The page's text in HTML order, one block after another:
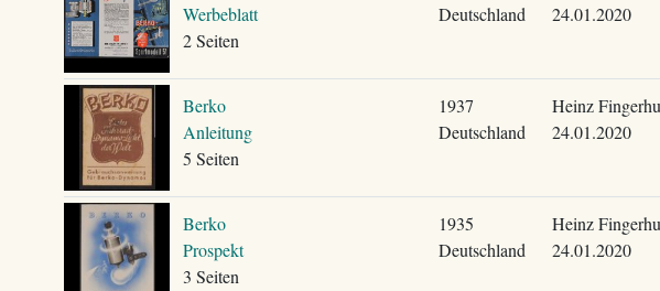
Werbeblatt
2 Seiten
Deutschland
24.01.2020
Berko
Anleitung
5 Seiten
1937
Deutschland
Heinz
24.01.2020
Berko
Prospekt
3 Seiten
1935
Deutschland
Heinz
24.01.2020